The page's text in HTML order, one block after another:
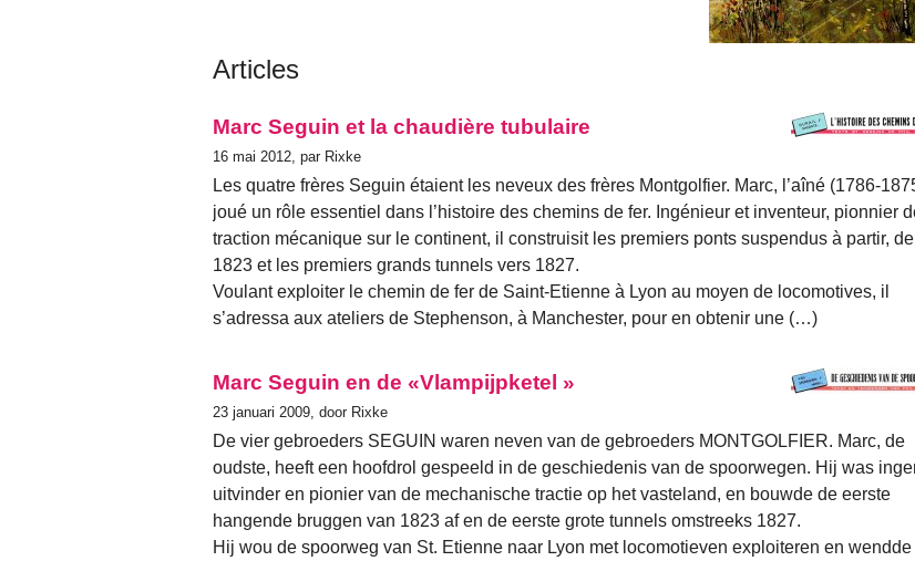
Articles
Marc Seguin et la chaudière tubulaire
16 mai 2012, par Rixke
Les quatre frères Seguin étaient les neveux des frères Montgolfier. Marc, l’aîné (1786-
joué un rôle essentiel dans l’histoire des chemins de fer. Ingénieur et inventeur, pionnier
traction mécanique sur le continent, il construisit les premiers ponts suspendus à partir, de
1823 et les premiers grands tunnels vers 1827.
Voulant exploiter le chemin de fer de Saint-Etienne à Lyon au moyen de locomotives, il
s’adressa aux ateliers de Stephenson, à Manchester, pour en obtenir une (…)
Marc Seguin en de «Vlampijpketel »
23 januari 2009, door Rixke
De vier gebroeders SEGUIN waren neven van de gebroeders MONTGOLFIER. Marc, de
oudste, heeft een hoofdrol gespeeld in de geschiedenis van de spoorwegen. Hij was
uitvinder en pionier van de mechanische tractie op het vasteland, en bouwde de eerste
hangende bruggen van 1823 af en de eerste grote tunnels omstreeks 1827.
Hij wou de spoorweg van St. Etienne naar Lyon met locomotieven exploiteren en wendde